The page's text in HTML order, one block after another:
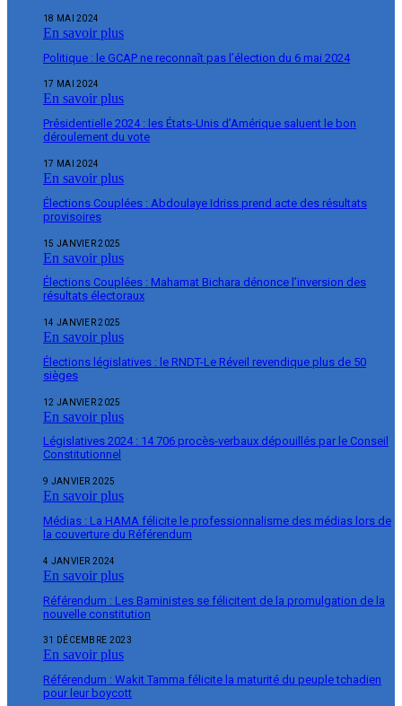
18 MAI 2024
En savoir plus
Politique : le GCAP ne reconnaît pas l’élection du 6 mai 2024
17 MAI 2024
En savoir plus
Présidentielle 2024 : les États-Unis d’Amérique saluent le bon
déroulement du vote
17 MAI 2024
En savoir plus
Élections Couplées : Abdoulaye Idriss prend acte des résultats
provisoires
15 JANVIER 2025
En savoir plus
Élections Couplées : Mahamat Bichara dénonce l’inversion des
résultats électoraux
14 JANVIER 2025
En savoir plus
Élections législatives : le RNDT-Le Réveil revendique plus de 50
sièges
12 JANVIER 2025
En savoir plus
Législatives 2024 : 14 706 procès-verbaux dépouillés par le Conseil
Constitutionnel
9 JANVIER 2025
En savoir plus
Médias : La HAMA félicite le professionnalisme des médias lors de
la couverture du Référendum
4 JANVIER 2024
En savoir plus
Référendum : Les Baministes se félicitent de la promulgation de la
nouvelle constitution
31 DÉCEMBRE 2023
En savoir plus
Référendum : Wakit Tamma félicite la maturité du peuple tchadien
pour leur boycott